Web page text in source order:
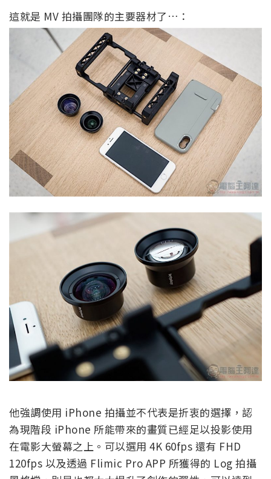
這就是 MV 拍攝團隊的主要器材了…：
他強調使用 iPhone 拍攝並不代表是折衷的選擇，認
為現階段 iPhone 所能帶來的畫質已經足以投影使用
在電影大螢幕之上。可以選用 4K 60fps 還有 FHD
120fps 以及透過 Flimic Pro APP 所獲得的 Log 拍攝